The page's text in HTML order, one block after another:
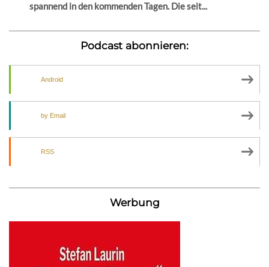
spannend in den kommenden Tagen. Die seit...
Podcast abonnieren:
Android
by Email
RSS
Werbung